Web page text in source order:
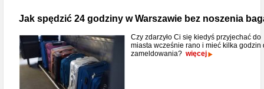
Jak spędzić 24 godziny w Warszawie bez noszenia
Czy zdarzyło Ci się kiedyś przyjechać do
miasta wcześnie rano i mieć kilka godzin
zameldowania? więcej